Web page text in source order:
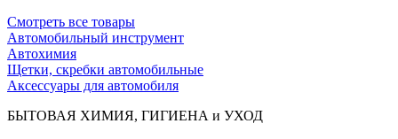
Смотреть все товары
Автомобильный инструмент
Автохимия
Щетки, скребки автомобильные
Аксессуары для автомобиля
БЫТОВАЯ ХИМИЯ, ГИГИЕНА и УХОД